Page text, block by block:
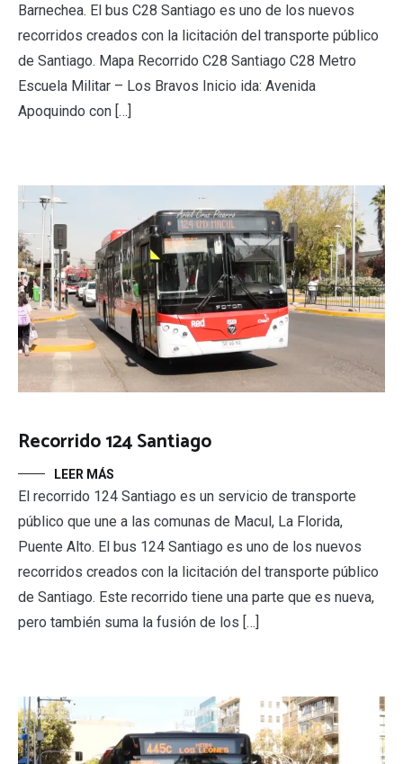
Barnechea. El bus C28 Santiago es uno de los nuevos
recorridos creados con la licitación del transporte público
de Santiago. Mapa Recorrido C28 Santiago C28 Metro
Escuela Militar – Los Bravos Inicio ida: Avenida
Apoquindo con […]
Recorrido 124 Santiago
LEER MÁS
El recorrido 124 Santiago es un servicio de transporte
público que une a las comunas de Macul, La Florida,
Puente Alto. El bus 124 Santiago es uno de los nuevos
recorridos creados con la licitación del transporte público
de Santiago. Este recorrido tiene una parte que es nueva,
pero también suma la fusión de los […]